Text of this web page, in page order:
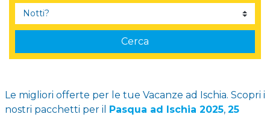
Cerca
Le migliori offerte per le tue Vacanze ad Ischia. Scopri i
nostri pacchetti per il Pasqua ad Ischia 2025, 25